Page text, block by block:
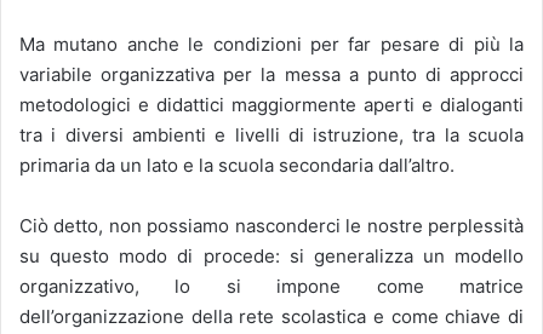
Ma mutano anche le condizioni per far pesare di più la
variabile organizzativa per la messa a punto di approcci
metodologici e didattici maggiormente aperti e dialoganti
tra i diversi ambienti e livelli di istruzione, tra la scuola
primaria da un lato e la scuola secondaria dall’altro.
Ciò detto, non possiamo nasconderci le nostre perplessità
su questo modo di procede: si generalizza un modello
organizzativo, lo si impone come matrice
dell’organizzazione della rete scolastica e come chiave di